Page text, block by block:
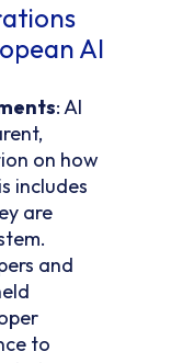
AI
: AI
on how
includes
are
and
to